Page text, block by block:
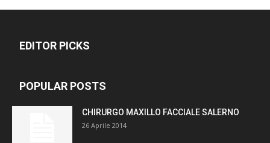
EDITOR PICKS
POPULAR POSTS
CHIRURGO MAXILLO FACCIALE SALERNO
26 Aprile 2014